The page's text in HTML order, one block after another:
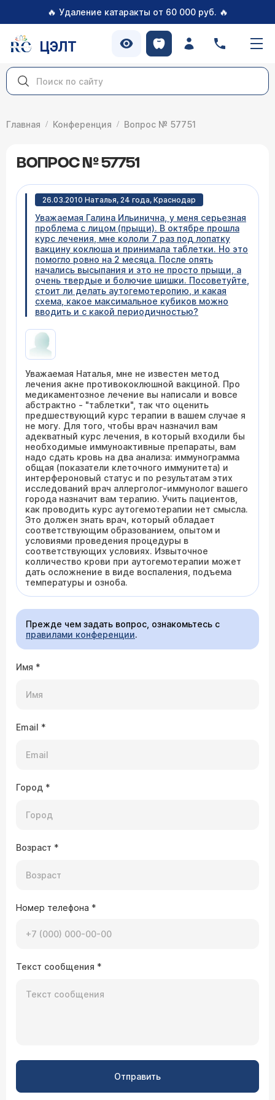
🔥 Удаление катаракты от 60 000 руб. 🔥
ЦЭЛТ
Главная Конференция Вопрос № 57751
ВОПРОС № 57751
26.03.2010 Наталья, 24 года, Краснодар
Уважаемая Галина Ильинична, у меня серьезная
проблема с лицом (прыщи). В октябре прошла
курс лечения, мне кололи 7 раз под лопатку
вакцину коклюша и принимала таблетки. Но это
помогло ровно на 2 месяца. После опять
начались высыпания и это не просто прыщи, а
очень твердые и болючие шишки. Посоветуйте,
стоит ли делать аутогемотеропию, и какая
схема, какое максимальное кубиков можно
вводить и с какой периодичностью?
Уважаемая Наталья, мне не известен метод
лечения акне противококлюшной вакциной. Про
медикаментозное лечение вы написали и вовсе
абстрактно - "таблетки", так что оценить
предшествующий курс терапии в вашем случае я
не могу. Для того, чтобы врач назначил вам
адекватный курс лечения, в который входили бы
необходимые иммуноактивные препараты, вам
надо сдать кровь на два анализа: иммунограмма
общая (показатели клеточного иммунитета) и
интерфероновый статус и по результатам этих
исследований врач аллерголог-иммунолог вашего
города назначит вам терапию. Учить пациентов,
как проводить курс аутогемотерапии нет смысла.
Это должен знать врач, который обладает
соответствующим образованием, опытом и
условиями проведения процедуры в
соответствующих условиях. Извыточное
колличество крови при аутогемотерапии может
дать осложнение в виде воспаления, подъема
температуры и озноба.
Прежде чем задать вопрос, ознакомьтесь с
правилами конференции.
Имя *
Email *
Город *
Возраст *
Номер телефона *
Текст сообщения *
Отправить